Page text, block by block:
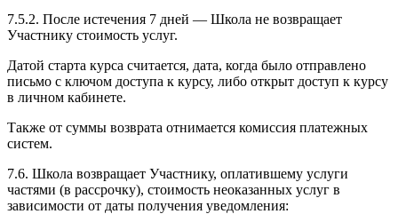
7.5.2. После истечения 7 дней — Школа не возвращает
Участнику стоимость услуг.
Датой старта курса считается, дата, когда было отправлено
письмо с ключом доступа к курсу, либо открыт доступ к курсу
в личном кабинете.
Также от суммы возврата отнимается комиссия платежных
систем.
7.6. Школа возвращает Участнику, оплатившему услуги
частями (в рассрочку), стоимость неоказанных услуг в
зависимости от даты получения уведомления: